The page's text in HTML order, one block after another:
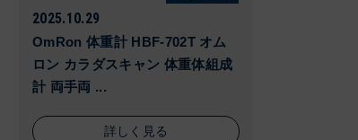
2025.10.29
OmRon 体重計 HBF-702T オム
ロン カラダスキャン 体重体組成
計 両手両 ...
詳しく見る